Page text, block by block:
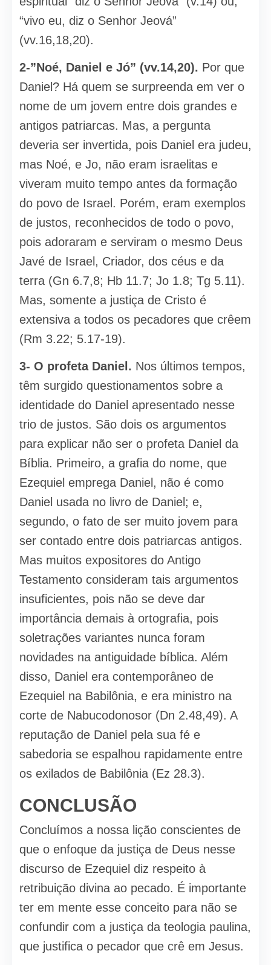
“vivo eu, diz o Senhor Jeová”
(vv.16,18,20).
2-”Noé, Daniel e Jó” (vv.14,20). Por que
Daniel? Há quem se surpreenda em ver o
nome de um jovem entre dois grandes e
antigos patriarcas. Mas, a pergunta
deveria ser invertida, pois Daniel era judeu,
mas Noé, e Jo, não eram israelitas e
viveram muito tempo antes da formação
do povo de Israel. Porém, eram exemplos
de justos, reconhecidos de todo o povo,
pois adoraram e serviram o mesmo Deus
Javé de Israel, Criador, dos céus e da
terra (Gn 6.7,8; Hb 11.7; Jo 1.8; Tg 5.11).
Mas, somente a justiça de Cristo é
extensiva a todos os pecadores que crêem
(Rm 3.22; 5.17-19).
3- O profeta Daniel. Nos últimos tem­pos,
têm surgido questionamentos sobre a
identidade do Daniel apresentado nesse
trio de justos. São dois os argumentos
para explicar não ser o profeta Daniel da
Bíblia. Primeiro, a grafia do nome, que
Ezequiel emprega Daniel, não é como
Daniel usada no livro de Daniel; e,
segundo, o fato de ser muito jovem para
ser contado entre dois patriarcas antigos.
Mas muitos expositores do Antigo
Testamento consideram tais argumentos
insuficientes, pois não se deve dar
importância demais à ortografia, pois
soletrações variantes nunca foram
novidades na antiguidade bíblica. Além
disso, Daniel era contemporâneo de
Ezequiel na Babilônia, e era ministro na
corte de Nabucodonosor (Dn 2.48,49). A
reputação de Daniel pela sua fé e
sabedoria se espalhou rapidamente entre
os exilados de Babilônia (Ez 28.3).
CONCLUSÃO
Concluímos a nossa lição conscientes de
que o enfoque da justiça de Deus nesse
discurso de Ezequiel diz respeito à
retribuição divina ao pecado. É importante
ter em mente esse conceito para não se
confundir com a justiça da teologia paulina,
que justifica o pecador que crê em Jesus.